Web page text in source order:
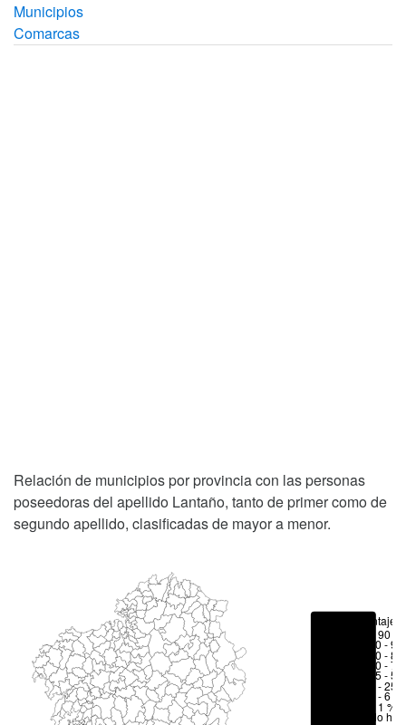
Municipios
Comarcas
Relación de municipios por provincia con las personas
poseedoras del apellido Lantaño, tanto de primer como de
segundo apellido, clasificadas de mayor a menor.
Porcentajes
> 90 %
80 -
70 -
50 -
25 -
6 - 25
1 - 6 %
< 1 %
No hay